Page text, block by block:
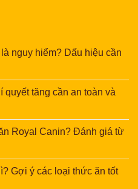
nguy hiểm? Dấu hiệu cần
quyết tăng cần an toàn và
Royal Canin? Đánh giá từ
Gợi ý các loại thức ăn tốt